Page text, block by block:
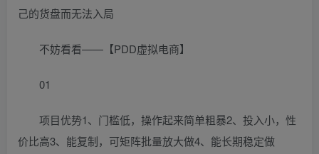
己的货盘而无法入局
不妨看看——【PDD虚拟电商】
01
项目优势1、门槛低，操作起来简单粗暴2、投入小，性
价比高3、能复制，可矩阵批量放大做4、能长期稳定做